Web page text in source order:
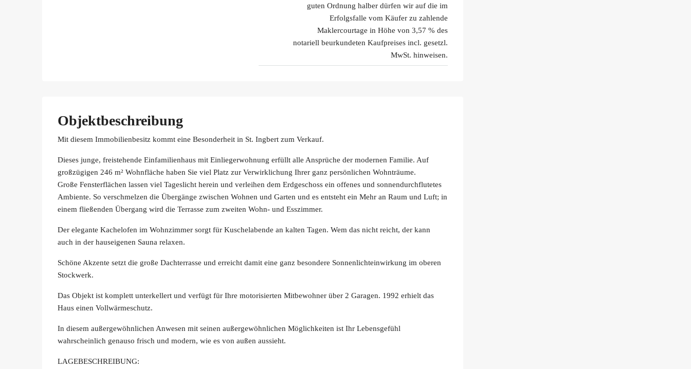
guten Ordnung halber dürfen wir auf die im
Erfolgsfalle vom Käufer zu zahlende
Maklercourtage in Höhe von 3,57 % des
notariell beurkundeten Kaufpreises incl. gesetzl.
MwSt. hinweisen.
Objektbeschreibung
Mit diesem Immobilienbesitz kommt eine Besonderheit in St. Ingbert zum Verkauf.
Dieses junge, freistehende Einfamilienhaus mit Einliegerwohnung erfüllt alle Ansprüche der modernen Familie. Auf
großzügigen 246 m² Wohnfläche haben Sie viel Platz zur Verwirklichung Ihrer ganz persönlichen Wohnträume.
Große Fensterflächen lassen viel Tageslicht herein und verleihen dem Erdgeschoss ein offenes und sonnendurchflutetes
Ambiente. So verschmelzen die Übergänge zwischen Wohnen und Garten und es entsteht ein Mehr an Raum und Luft; in
einem fließenden Übergang wird die Terrasse zum zweiten Wohn- und Esszimmer.
Der elegante Kachelofen im Wohnzimmer sorgt für Kuschelabende an kalten Tagen. Wem das nicht reicht, der kann
auch in der hauseigenen Sauna relaxen.
Schöne Akzente setzt die große Dachterrasse und erreicht damit eine ganz besondere Sonnenlichteinwirkung im oberen
Stockwerk.
Das Objekt ist komplett unterkellert und verfügt für Ihre motorisierten Mitbewohner über 2 Garagen. 1992 erhielt das
Haus einen Vollwärmeschutz.
In diesem außergewöhnlichen Anwesen mit seinen außergewöhnlichen Möglichkeiten ist Ihr Lebensgefühl
wahrscheinlich genauso frisch und modern, wie es von außen aussieht.
LAGEBESCHREIBUNG: